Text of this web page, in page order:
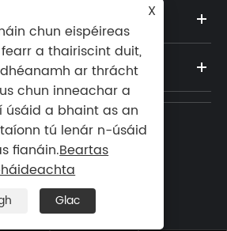
X
chun eispéireas
a thairiscint duit,
ar thrácht
chun inneachar a
úsáid a bhaint as an
tú lenár n-úsáid
fianáin.Beartas
Glac